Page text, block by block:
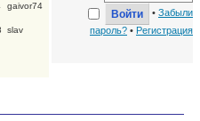
gaivor74
slav
• Забыли
пароль? • Регистрация